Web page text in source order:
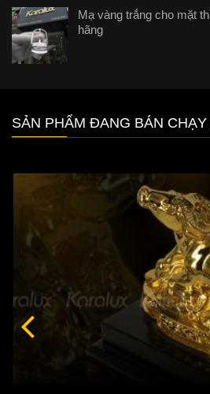
Mạ vàng trắng cho mặt
hãng
SẢN PHẨM ĐANG BÁN